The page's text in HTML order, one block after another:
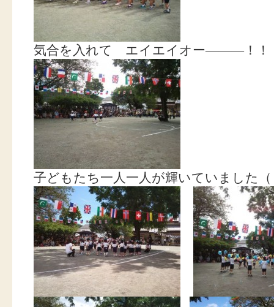
気合を入れて エイエイオー―――！！
子どもたち一人一人が輝いていました（